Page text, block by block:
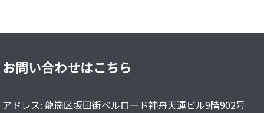
お問い合わせはこちら
アドレス: 龍崗区坂田街ベルロード神舟天運ビル9階902号